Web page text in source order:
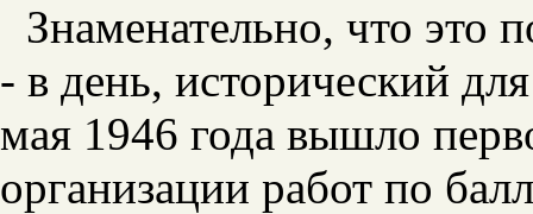
Знаменательно, что это
- в день, исторический
мая 1946 года вышло
организации работ по